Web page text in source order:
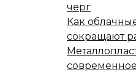
черг
Как
сокращают